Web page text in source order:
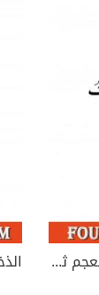
الذخائر والعبقريات معجم ثقافي جامع - الجزء الثاني